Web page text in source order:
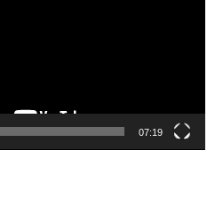
07:19